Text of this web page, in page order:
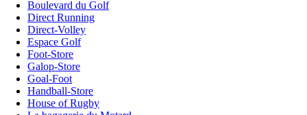
Boulevard du Golf
Direct Running
Direct-Volley
Espace Golf
Foot-Store
Galop-Store
Goal-Foot
Handball-Store
House of Rugby